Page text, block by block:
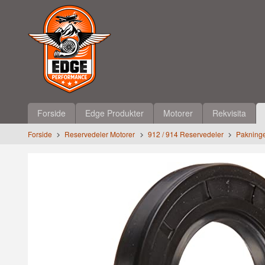
innholdet
Produkter
Forside Edge Produkter Motorer Rekvisita
Forside Reservedeler Motorer 912 / 914 Reservedeler